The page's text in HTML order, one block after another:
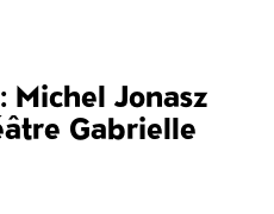
Michel Jonasz
Gabrielle